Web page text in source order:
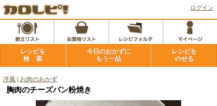
ログイン
レシピを
検 索
今日のおかずに
もう一品
レシピを
のせる
洋風 お肉のおかず
胸肉のチーズパン粉焼き